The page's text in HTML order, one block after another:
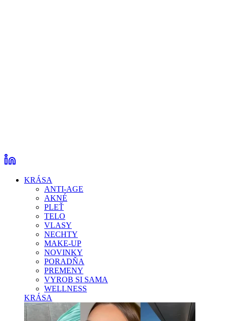
KRÁSA
ANTI-AGE
AKNÉ
PLEŤ
TELO
VLASY
NECHTY
MAKE-UP
NOVINKY
PORADŇA
PREMENY
VYROB SI SAMA
WELLNESS
KRÁSA